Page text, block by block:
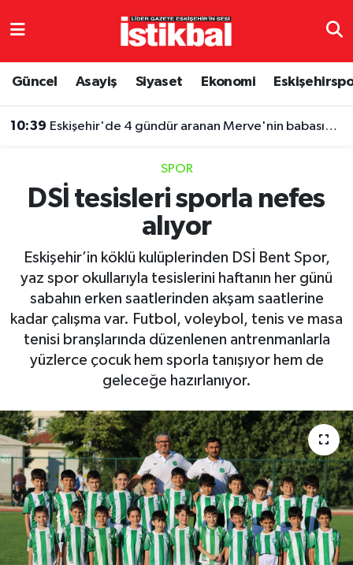
Güncel Asayiş Siyaset Ekonomi
10:39 Eskişehir'de 4 gündür aranan Merve'nin babasından dikkat çeken iddia
SPOR
DSİ tesisleri sporla nefes
alıyor
Eskişehir’in köklü kulüplerinden DSİ Bent Spor,
yaz spor okullarıyla tesislerini haftanın her günü
sabahın erken saatlerinden akşam saatlerine
kadar çalışma var. Futbol, voleybol, tenis ve masa
tenisi branşlarında düzenlenen antrenmanlarla
yüzlerce çocuk hem sporla tanışıyor hem de
geleceğe hazırlanıyor.
Eskişehirspor
Siyaset
Eğitim
Ekonomi
Sağlık
Resmi ilanlar
Eskişehir Nöbetçi Eczaneler
Eskişehir Trafik Yoğunluk Haritası
TFF 3.Lig 4.Grup Puan Durumu ve Fikstür
Tüm Manşetler
Son Dakika Haberleri
Haber Arşivi